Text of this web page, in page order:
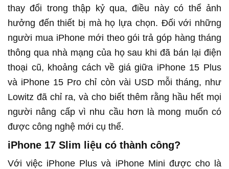
thay đổi trong thập kỷ qua, điều này có thể ảnh
hưởng đến thiết bị mà họ lựa chọn. Đối với những
người mua iPhone mới theo gói trả góp hàng tháng
thông qua nhà mạng của họ sau khi đã bán lại điện
thoại cũ, khoảng cách về giá giữa iPhone 15 Plus
và iPhone 15 Pro chỉ còn vài USD mỗi tháng, như
Lowitz đã chỉ ra, và cho biết thêm rằng hầu hết mọi
người nâng cấp vì nhu cầu hơn là mong muốn có
được công nghệ mới cụ thể.
iPhone 17 Slim liệu có thành công?
Với việc iPhone Plus và iPhone Mini được cho là